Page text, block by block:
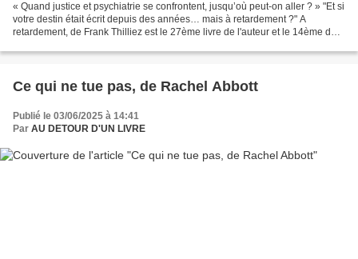
« Quand justice et psychiatrie se confrontent, jusqu’où peut-on aller ? » "Et si
votre destin était écrit depuis des années… mais à retardement ?" A
retardement, de Frank Thilliez est le 27ème livre de l'auteur et le 14ème de
Ce qui ne tue pas, de Rachel Abbott
Publié le 03/06/2025 à 14:41
Par AU DETOUR D'UN LIVRE